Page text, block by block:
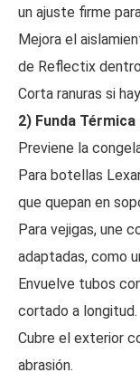
un ajuste firme
Mejora el
de Reflectix
Corta ranuras si
2) Funda
Previene la
Para botellas
que quepan en
Para vejigas, une
adaptadas, como
Envuelve tubos
cortado a longitud.
Cubre el exterior
abrasión.